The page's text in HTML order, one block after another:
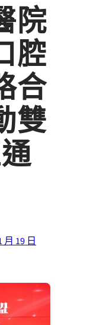
院
腔
合
雙
月 19 日